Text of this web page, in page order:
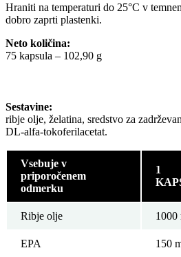
Hraniti na temperaturi do 25°C v
dobro zaprti plastenki.
Neto količina:
75 kapsula – 102,90 g
Sestavine:
ribje olje, želatina, sredstvo za
DL-alfa-tokoferilacetat.
Vsebuje v
priporočenem
odmerku
1
Ribje olje 1000
EPA 150